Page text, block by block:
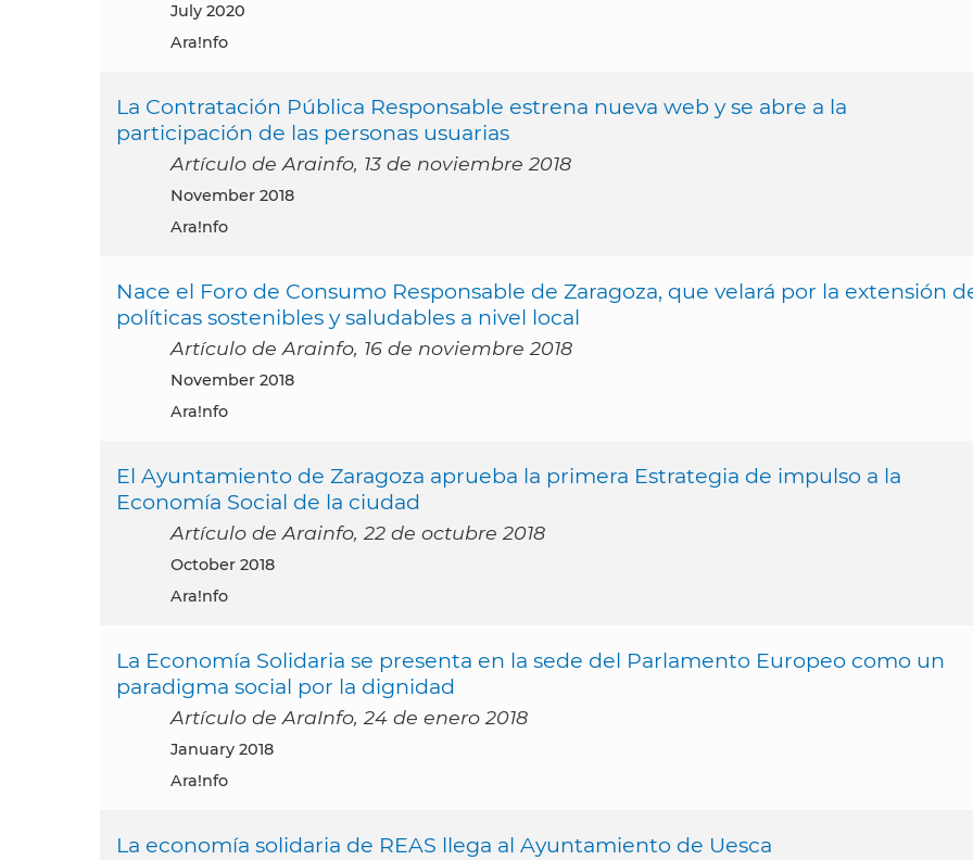
July 2020
Ara!nfo
La Contratación Pública Responsable estrena nueva web y se abre a la
participación de las personas usuarias
Artículo de Arainfo, 13 de noviembre 2018
November 2018
Ara!nfo
Nace el Foro de Consumo Responsable de Zaragoza, que velará por la extensión
políticas sostenibles y saludables a nivel local
Artículo de Arainfo, 16 de noviembre 2018
November 2018
Ara!nfo
El Ayuntamiento de Zaragoza aprueba la primera Estrategia de impulso a la
Economía Social de la ciudad
Artículo de Arainfo, 22 de octubre 2018
October 2018
Ara!nfo
La Economía Solidaria se presenta en la sede del Parlamento Europeo como un
paradigma social por la dignidad
Artículo de AraInfo, 24 de enero 2018
January 2018
Ara!nfo
La economía solidaria de REAS llega al Ayuntamiento de Uesca